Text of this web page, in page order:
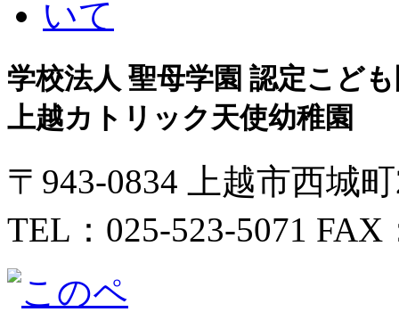
学校法人 聖母学園 認定こど
上越カトリック天使幼稚園
〒943-0834 上越市西城
TEL：025-523-5071 FAX